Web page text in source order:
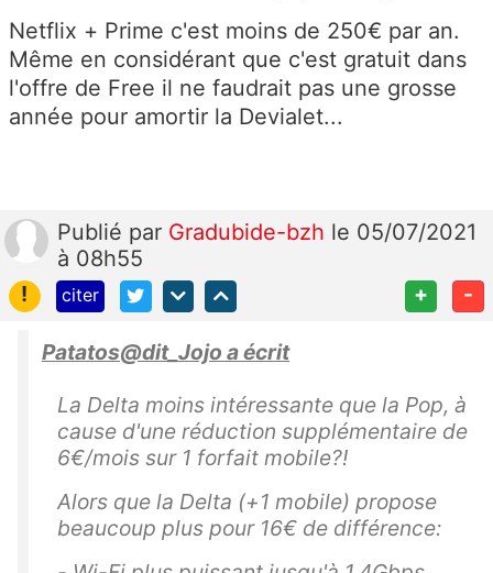
Netflix + Prime c'est moins de 250€ par an.
Même en considérant que c'est gratuit dans
l'offre de Free il ne faudrait pas une grosse
année pour amortir la Devialet...
Publié par Gradubide-bzh le 05/07/2021
à 08h55
!
citer + -
Patatos@dit_Jojo a écrit
La Delta moins intéressante que la Pop, à
cause d'une réduction supplémentaire de
6€/mois sur 1 forfait mobile?!
Alors que la Delta (+1 mobile) propose
beaucoup plus pour 16€ de différence: